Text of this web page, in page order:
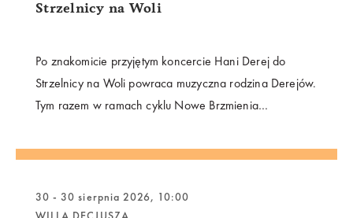
Strzelnicy na Woli
Po znakomicie przyjętym koncercie Hani Derej do
Strzelnicy na Woli powraca muzyczna rodzina Derejów.
Tym razem w ramach cyklu Nowe Brzmienia
kompozytora, który mimo wieku zdążył już zaznaczyć
wybitny interpretator, improwizator i twórca.
30 - 30 sierpnia 2026, 10:00